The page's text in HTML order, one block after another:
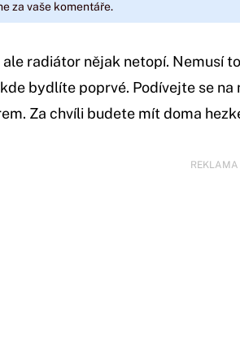
za vaše komentáře.
ale radiátor nějak netopí. Nemusí
bydlíte poprvé. Podívejte se
Za chvíli budete mít doma
REKLAMA